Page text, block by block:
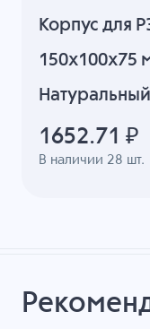
Корпус для
Натуральный
В наличии 28 шт.
1652.71 ₽